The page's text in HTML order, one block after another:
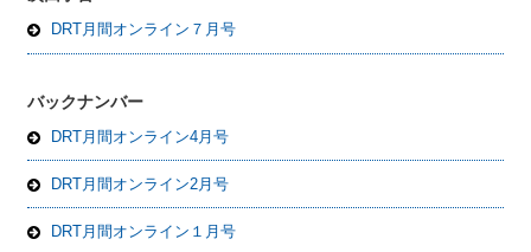
DRT月間オンライン７月号
バックナンバー
DRT月間オンライン4月号
DRT月間オンライン2月号
DRT月間オンライン１月号